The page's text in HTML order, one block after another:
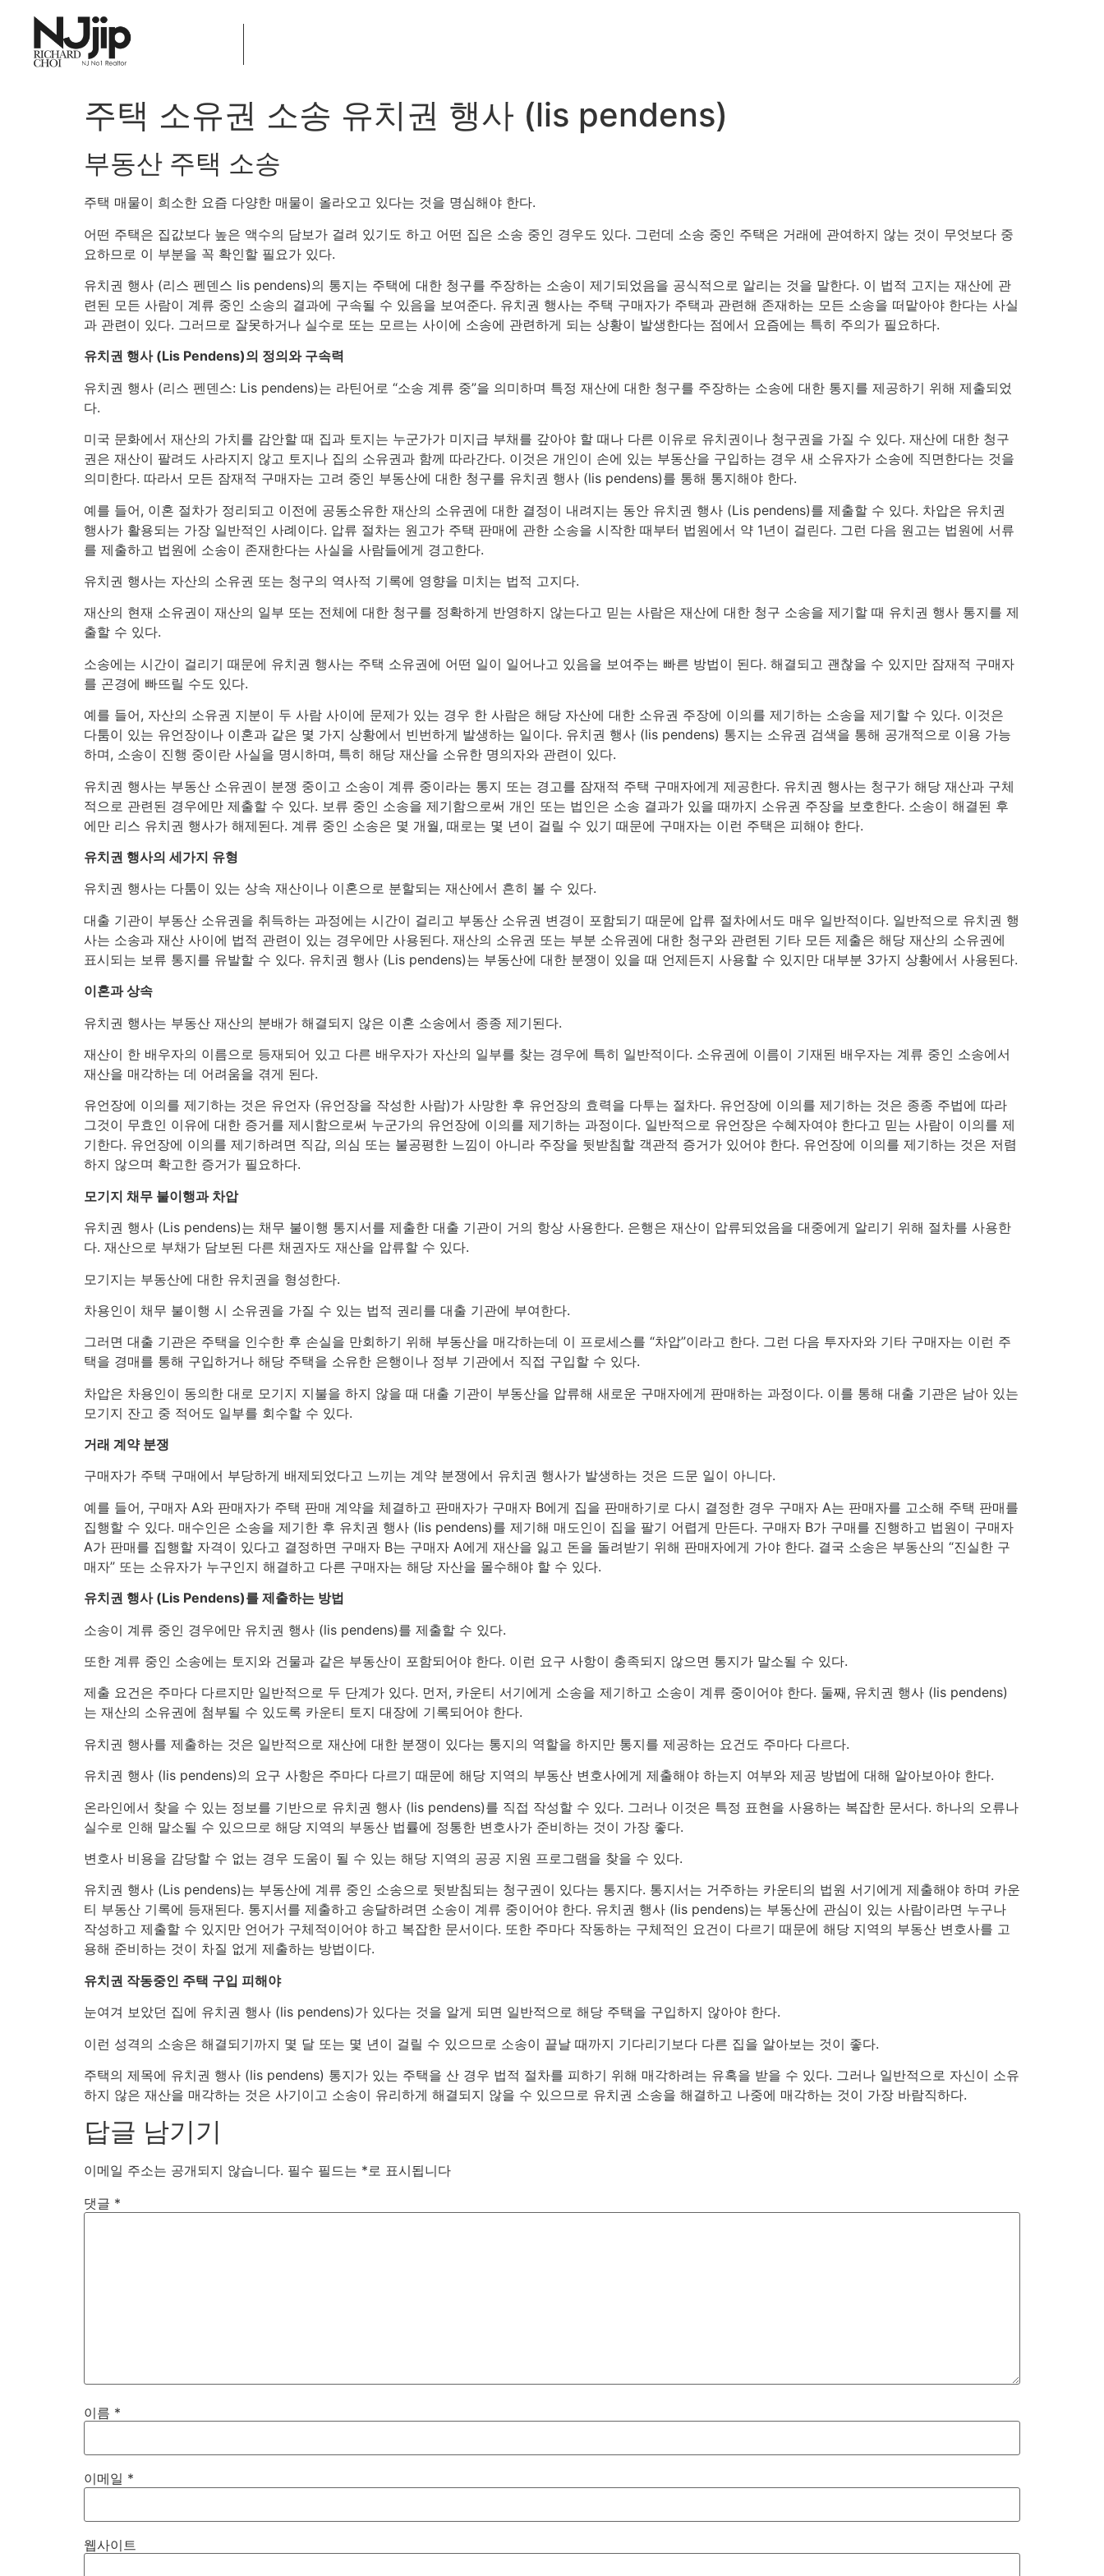
주택 소유권 소송 유치권 행사 (lis pendens)
부동산 주택 소송
주택 매물이 희소한 요즘 다양한 매물이 올라오고 있다는 것을 명심해야 한다.
어떤 주택은 집값보다 높은 액수의 담보가 걸려 있기도 하고 어떤 집은 소송 중인 경우도 있다. 그런데 소송 중인 주택은 거래에 관여하지 않는 것이 무엇보다 중
요하므로 이 부분을 꼭 확인할 필요가 있다.
유치권 행사 (리스 펜덴스 lis pendens)의 통지는 주택에 대한 청구를 주장하는 소송이 제기되었음을 공식적으로 알리는 것을 말한다. 이 법적 고지는 재산에 관
련된 모든 사람이 계류 중인 소송의 결과에 구속될 수 있음을 보여준다. 유치권 행사는 주택 구매자가 주택과 관련해 존재하는 모든 소송을 떠맡아야 한다는 사실
과 관련이 있다. 그러므로 잘못하거나 실수로 또는 모르는 사이에 소송에 관련하게 되는 상황이 발생한다는 점에서 요즘에는 특히 주의가 필요하다.
유치권 행사 (Lis Pendens)의 정의와 구속력
유치권 행사 (리스 펜덴스: Lis pendens)는 라틴어로 “소송 계류 중”을 의미하며 특정 재산에 대한 청구를 주장하는 소송에 대한 통지를 제공하기 위해 제출되었
다.
미국 문화에서 재산의 가치를 감안할 때 집과 토지는 누군가가 미지급 부채를 갚아야 할 때나 다른 이유로 유치권이나 청구권을 가질 수 있다. 재산에 대한 청구
권은 재산이 팔려도 사라지지 않고 토지나 집의 소유권과 함께 따라간다. 이것은 개인이 손에 있는 부동산을 구입하는 경우 새 소유자가 소송에 직면한다는 것을
의미한다. 따라서 모든 잠재적 구매자는 고려 중인 부동산에 대한 청구를 유치권 행사 (lis pendens)를 통해 통지해야 한다.
예를 들어, 이혼 절차가 정리되고 이전에 공동소유한 재산의 소유권에 대한 결정이 내려지는 동안 유치권 행사 (Lis pendens)를 제출할 수 있다. 차압은 유치권
행사가 활용되는 가장 일반적인 사례이다. 압류 절차는 원고가 주택 판매에 관한 소송을 시작한 때부터 법원에서 약 1년이 걸린다. 그런 다음 원고는 법원에 서류
를 제출하고 법원에 소송이 존재한다는 사실을 사람들에게 경고한다.
유치권 행사는 자산의 소유권 또는 청구의 역사적 기록에 영향을 미치는 법적 고지다.
재산의 현재 소유권이 재산의 일부 또는 전체에 대한 청구를 정확하게 반영하지 않는다고 믿는 사람은 재산에 대한 청구 소송을 제기할 때 유치권 행사 통지를 제
출할 수 있다.
소송에는 시간이 걸리기 때문에 유치권 행사는 주택 소유권에 어떤 일이 일어나고 있음을 보여주는 빠른 방법이 된다. 해결되고 괜찮을 수 있지만 잠재적 구매자
를 곤경에 빠뜨릴 수도 있다.
예를 들어, 자산의 소유권 지분이 두 사람 사이에 문제가 있는 경우 한 사람은 해당 자산에 대한 소유권 주장에 이의를 제기하는 소송을 제기할 수 있다. 이것은
다툼이 있는 유언장이나 이혼과 같은 몇 가지 상황에서 빈번하게 발생하는 일이다. 유치권 행사 (lis pendens) 통지는 소유권 검색을 통해 공개적으로 이용 가능
하며, 소송이 진행 중이란 사실을 명시하며, 특히 해당 재산을 소유한 명의자와 관련이 있다.
유치권 행사는 부동산 소유권이 분쟁 중이고 소송이 계류 중이라는 통지 또는 경고를 잠재적 주택 구매자에게 제공한다. 유치권 행사는 청구가 해당 재산과 구체
적으로 관련된 경우에만 제출할 수 있다. 보류 중인 소송을 제기함으로써 개인 또는 법인은 소송 결과가 있을 때까지 소유권 주장을 보호한다. 소송이 해결된 후
에만 리스 유치권 행사가 해제된다. 계류 중인 소송은 몇 개월, 때로는 몇 년이 걸릴 수 있기 때문에 구매자는 이런 주택은 피해야 한다.
유치권 행사의 세가지 유형
유치권 행사는 다툼이 있는 상속 재산이나 이혼으로 분할되는 재산에서 흔히 볼 수 있다.
대출 기관이 부동산 소유권을 취득하는 과정에는 시간이 걸리고 부동산 소유권 변경이 포함되기 때문에 압류 절차에서도 매우 일반적이다. 일반적으로 유치권 행
사는 소송과 재산 사이에 법적 관련이 있는 경우에만 사용된다. 재산의 소유권 또는 부분 소유권에 대한 청구와 관련된 기타 모든 제출은 해당 재산의 소유권에
표시되는 보류 통지를 유발할 수 있다. 유치권 행사 (Lis pendens)는 부동산에 대한 분쟁이 있을 때 언제든지 사용할 수 있지만 대부분 3가지 상황에서 사용된다.
이혼과 상속
유치권 행사는 부동산 재산의 분배가 해결되지 않은 이혼 소송에서 종종 제기된다.
재산이 한 배우자의 이름으로 등재되어 있고 다른 배우자가 자산의 일부를 찾는 경우에 특히 일반적이다. 소유권에 이름이 기재된 배우자는 계류 중인 소송에서
재산을 매각하는 데 어려움을 겪게 된다.
유언장에 이의를 제기하는 것은 유언자 (유언장을 작성한 사람)가 사망한 후 유언장의 효력을 다투는 절차다. 유언장에 이의를 제기하는 것은 종종 주법에 따라
그것이 무효인 이유에 대한 증거를 제시함으로써 누군가의 유언장에 이의를 제기하는 과정이다. 일반적으로 유언장은 수혜자여야 한다고 믿는 사람이 이의를 제
기한다. 유언장에 이의를 제기하려면 직감, 의심 또는 불공평한 느낌이 아니라 주장을 뒷받침할 객관적 증거가 있어야 한다. 유언장에 이의를 제기하는 것은 저렴
하지 않으며 확고한 증거가 필요하다.
모기지 채무 불이행과 차압
유치권 행사 (Lis pendens)는 채무 불이행 통지서를 제출한 대출 기관이 거의 항상 사용한다. 은행은 재산이 압류되었음을 대중에게 알리기 위해 절차를 사용한
다. 재산으로 부채가 담보된 다른 채권자도 재산을 압류할 수 있다.
모기지는 부동산에 대한 유치권을 형성한다.
차용인이 채무 불이행 시 소유권을 가질 수 있는 법적 권리를 대출 기관에 부여한다.
그러면 대출 기관은 주택을 인수한 후 손실을 만회하기 위해 부동산을 매각하는데 이 프로세스를 “차압”이라고 한다. 그런 다음 투자자와 기타 구매자는 이런 주
택을 경매를 통해 구입하거나 해당 주택을 소유한 은행이나 정부 기관에서 직접 구입할 수 있다.
차압은 차용인이 동의한 대로 모기지 지불을 하지 않을 때 대출 기관이 부동산을 압류해 새로운 구매자에게 판매하는 과정이다. 이를 통해 대출 기관은 남아 있는
모기지 잔고 중 적어도 일부를 회수할 수 있다.
거래 계약 분쟁
구매자가 주택 구매에서 부당하게 배제되었다고 느끼는 계약 분쟁에서 유치권 행사가 발생하는 것은 드문 일이 아니다.
예를 들어, 구매자 A와 판매자가 주택 판매 계약을 체결하고 판매자가 구매자 B에게 집을 판매하기로 다시 결정한 경우 구매자 A는 판매자를 고소해 주택 판매를
집행할 수 있다. 매수인은 소송을 제기한 후 유치권 행사 (lis pendens)를 제기해 매도인이 집을 팔기 어렵게 만든다. 구매자 B가 구매를 진행하고 법원이 구매자
A가 판매를 집행할 자격이 있다고 결정하면 구매자 B는 구매자 A에게 재산을 잃고 돈을 돌려받기 위해 판매자에게 가야 한다. 결국 소송은 부동산의 “진실한 구
매자” 또는 소유자가 누구인지 해결하고 다른 구매자는 해당 자산을 몰수해야 할 수 있다.
유치권 행사 (Lis Pendens)를 제출하는 방법
소송이 계류 중인 경우에만 유치권 행사 (lis pendens)를 제출할 수 있다.
또한 계류 중인 소송에는 토지와 건물과 같은 부동산이 포함되어야 한다. 이런 요구 사항이 충족되지 않으면 통지가 말소될 수 있다.
제출 요건은 주마다 다르지만 일반적으로 두 단계가 있다. 먼저, 카운티 서기에게 소송을 제기하고 소송이 계류 중이어야 한다. 둘째, 유치권 행사 (lis pendens)
는 재산의 소유권에 첨부될 수 있도록 카운티 토지 대장에 기록되어야 한다.
유치권 행사를 제출하는 것은 일반적으로 재산에 대한 분쟁이 있다는 통지의 역할을 하지만 통지를 제공하는 요건도 주마다 다르다.
유치권 행사 (lis pendens)의 요구 사항은 주마다 다르기 때문에 해당 지역의 부동산 변호사에게 제출해야 하는지 여부와 제공 방법에 대해 알아보아야 한다.
온라인에서 찾을 수 있는 정보를 기반으로 유치권 행사 (lis pendens)를 직접 작성할 수 있다. 그러나 이것은 특정 표현을 사용하는 복잡한 문서다. 하나의 오류나
실수로 인해 말소될 수 있으므로 해당 지역의 부동산 법률에 정통한 변호사가 준비하는 것이 가장 좋다.
변호사 비용을 감당할 수 없는 경우 도움이 될 수 있는 해당 지역의 공공 지원 프로그램을 찾을 수 있다.
유치권 행사 (Lis pendens)는 부동산에 계류 중인 소송으로 뒷받침되는 청구권이 있다는 통지다. 통지서는 거주하는 카운티의 법원 서기에게 제출해야 하며 카운
티 부동산 기록에 등재된다. 통지서를 제출하고 송달하려면 소송이 계류 중이어야 한다. 유치권 행사 (lis pendens)는 부동산에 관심이 있는 사람이라면 누구나
작성하고 제출할 수 있지만 언어가 구체적이어야 하고 복잡한 문서이다. 또한 주마다 작동하는 구체적인 요건이 다르기 때문에 해당 지역의 부동산 변호사를 고
용해 준비하는 것이 차질 없게 제출하는 방법이다.
유치권 작동중인 주택 구입 피해야
눈여겨 보았던 집에 유치권 행사 (lis pendens)가 있다는 것을 알게 되면 일반적으로 해당 주택을 구입하지 않아야 한다.
이런 성격의 소송은 해결되기까지 몇 달 또는 몇 년이 걸릴 수 있으므로 소송이 끝날 때까지 기다리기보다 다른 집을 알아보는 것이 좋다.
주택의 제목에 유치권 행사 (lis pendens) 통지가 있는 주택을 산 경우 법적 절차를 피하기 위해 매각하려는 유혹을 받을 수 있다. 그러나 일반적으로 자신이 소유
하지 않은 재산을 매각하는 것은 사기이고 소송이 유리하게 해결되지 않을 수 있으므로 유치권 소송을 해결하고 나중에 매각하는 것이 가장 바람직하다.
답글 남기기
이메일 주소는 공개되지 않습니다. 필수 필드는 *로 표시됩니다
댓글 *
이름 *
이메일 *
웹사이트